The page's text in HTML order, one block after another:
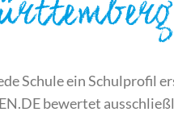
Schule ein Schulprofil
bewertet